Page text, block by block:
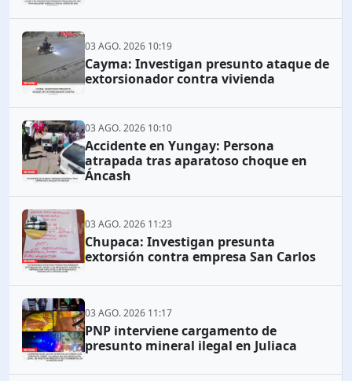
03 AGO. 2026 10:19
Cayma: Investigan presunto ataque de
extorsionador contra vivienda
03 AGO. 2026 10:10
Accidente en Yungay: Persona
atrapada tras aparatoso choque en
Áncash
03 AGO. 2026 11:23
Chupaca: Investigan presunta
extorsión contra empresa San Carlos
03 AGO. 2026 11:17
PNP interviene cargamento de
presunto mineral ilegal en Juliaca